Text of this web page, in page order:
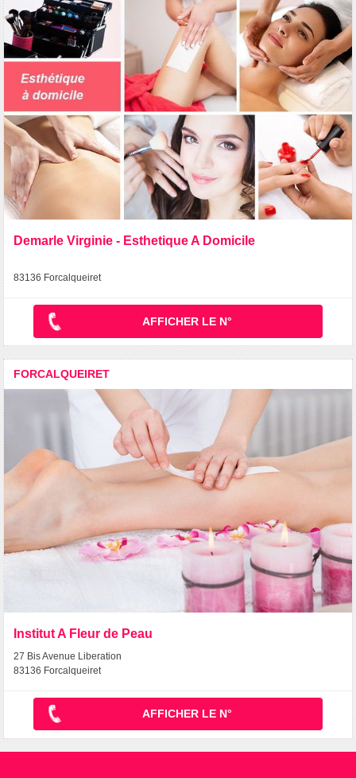
Demarle Virginie - Esthetique A Domicile
83136 Forcalqueiret
AFFICHER LE N°
FORCALQUEIRET
Institut A Fleur de Peau
27 Bis Avenue Liberation
83136 Forcalqueiret
AFFICHER LE N°